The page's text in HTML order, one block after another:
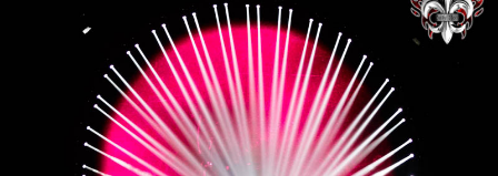
La Tragédie sort de la nouvelle musique
Tove Lo était de passage au MTELUS
Les danseurs étoiles parasitent ton ciel
Jeff Martin au Corona de Montréal